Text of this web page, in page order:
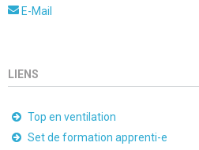
E-Mail
LIENS
Top en ventilation
Set de formation apprenti-e